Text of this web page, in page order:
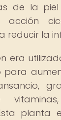
de la
reducir la
era
para
planta